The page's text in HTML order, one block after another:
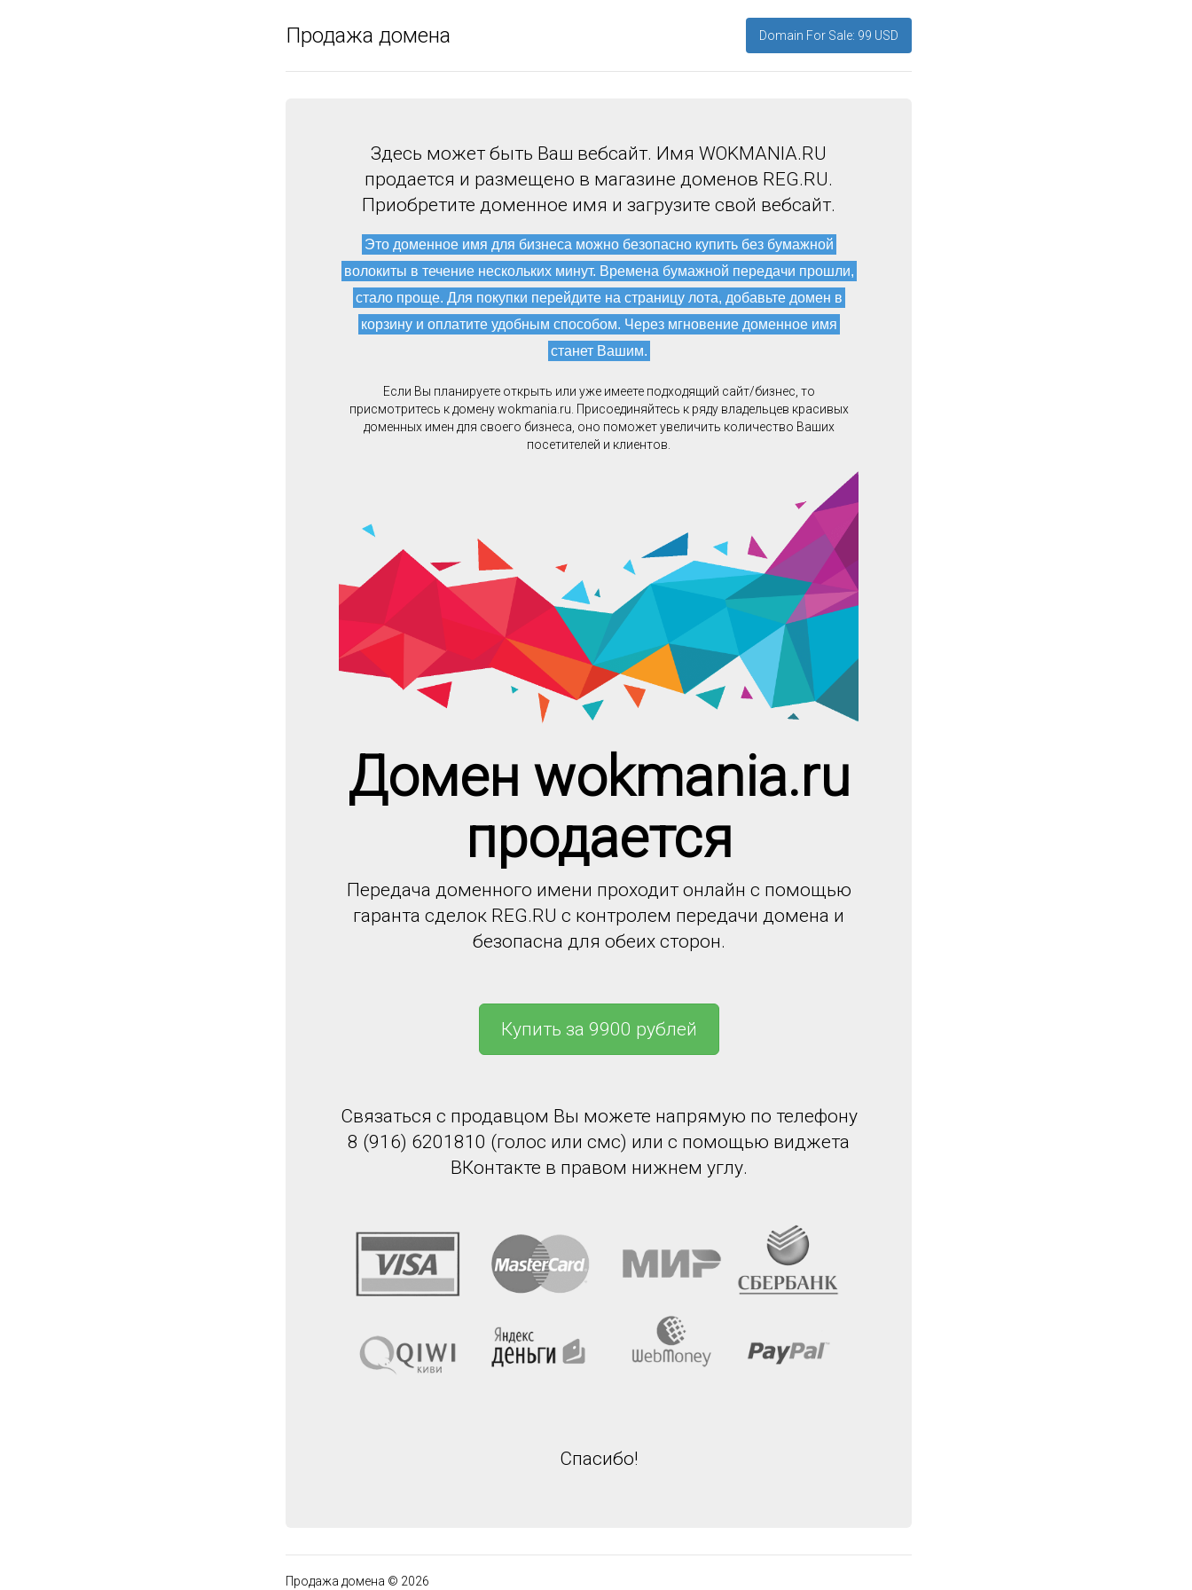
Domain For Sale: 99 USD
Продажа домена
Здесь может быть Ваш вебсайт. Имя WOKMANIA.RU
продается и размещено в магазине доменов REG.RU.
Приобретите доменное имя и загрузите свой вебсайт.
Это доменное имя для бизнеса можно безопасно купить без бумажной
волокиты в течение нескольких минут. Времена бумажной передачи прошли,
стало проще. Для покупки перейдите на страницу лота, добавьте домен в
корзину и оплатите удобным способом. Через мгновение доменное имя
станет Вашим.
Если Вы планируете открыть или уже имеете подходящий сайт/бизнес, то
присмотритесь к домену wokmania.ru. Присоединяйтесь к ряду владельцев красивых
доменных имен для своего бизнеса, оно поможет увеличить количество Ваших
посетителей и клиентов.
Домен wokmania.ru
продается
Передача доменного имени проходит онлайн с помощью
гаранта сделок REG.RU с контролем передачи домена и
безопасна для обеих сторон.
Купить за 9900 рублей
Связаться с продавцом Вы можете напрямую по телефону
8 (916) 6201810 (голос или смс) или с помощью виджета
ВКонтакте в правом нижнем углу.
Спасибо!
Продажа домена © 2026